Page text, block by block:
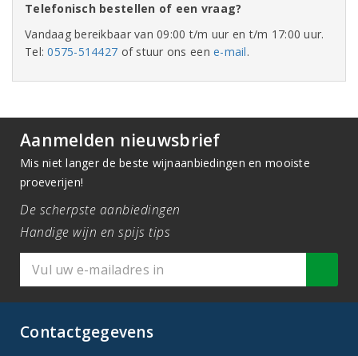
Telefonisch bestellen of een vraag?
Vandaag bereikbaar van 09:00 t/m uur en t/m 17:00 uur.
Tel:0575-514427 of stuur ons eene-mail.
Aanmelden nieuwsbrief
Mis niet langer de beste wijnaanbiedingen en mooiste
proeverijen!
De scherpste aanbiedingen
Handige wijn en spijs tips
Contactgegevens